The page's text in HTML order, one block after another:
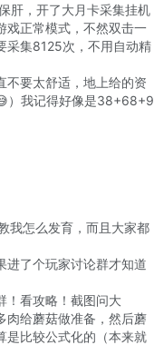
肝，开了大月卡采集挂机
戏正常模式，不然双击一
采集8125次，不用自动精
不要太舒适，地上给的资
）我记得好像是38+68+9
我怎么发育，而且大家都
进了个玩家讨论群才知道
！看攻略！截图问大
肉给蘑菇做准备，然后蘑
是比较公式化的（本来就